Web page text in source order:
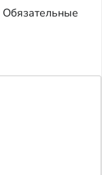
Обязательные